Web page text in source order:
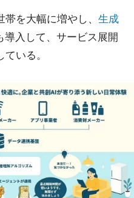
を大幅に増やし、 生成
入して、サービス展開
いる。